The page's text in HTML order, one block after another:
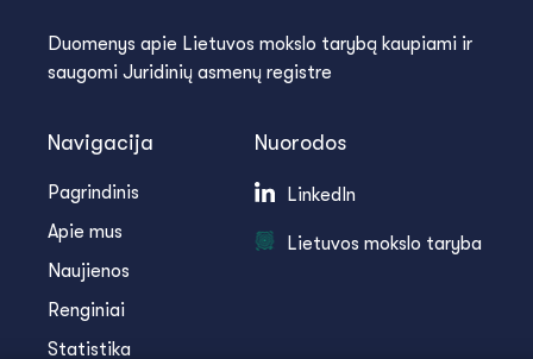
Duomenys apie Lietuvos mokslo tarybą kaupiami ir
saugomi Juridinių asmenų registre
Navigacija
Pagrindinis
Apie mus
Naujienos
Renginiai
Statistika
Nuorodos
LinkedIn
Lietuvos mokslo taryba